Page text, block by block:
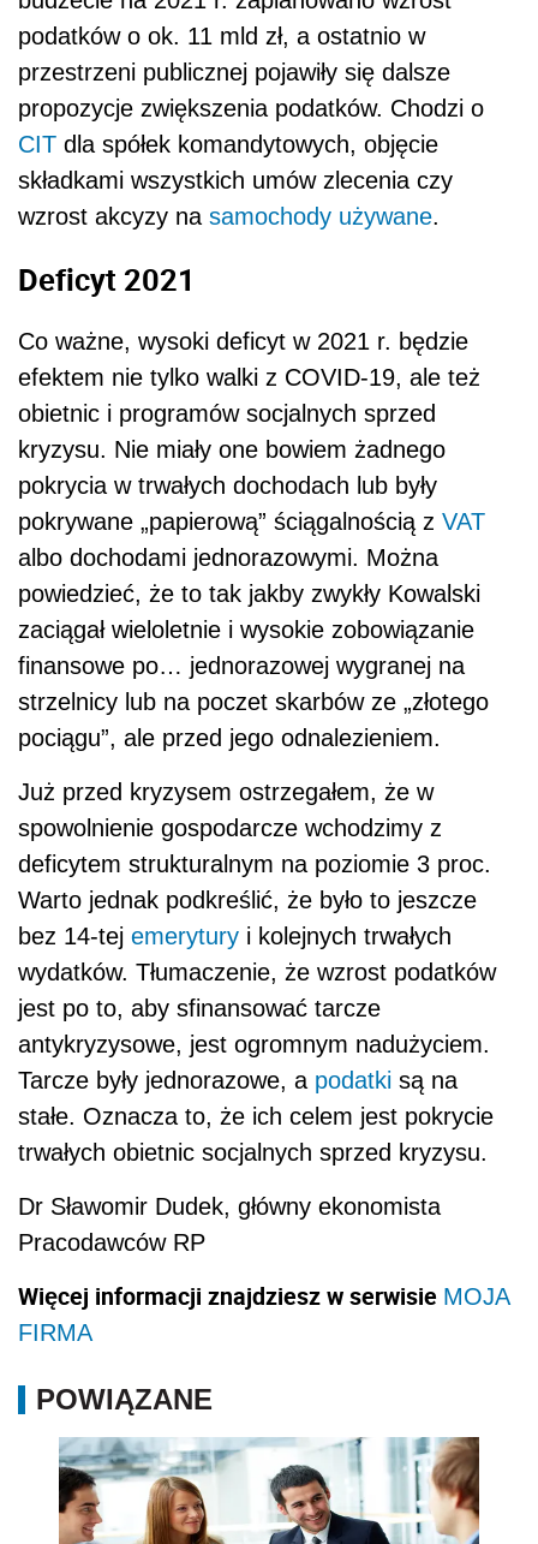
Co ważne, wysoki deficyt w 2021 r. będzie
efektem nie tylko walki z COVID-19, ale też
obietnic i programów socjalnych sprzed
kryzysu. Nie miały one bowiem żadnego
pokrycia w trwałych dochodach lub były
pokrywane „papierową” ściągalnością zVAT
albo dochodami jednorazowymi. Można
powiedzieć, że to tak jakby zwykły Kowalski
zaciągał wieloletnie i wysokie zobowiązanie
finansowe po… jednorazowej wygranej na
strzelnicy lub na poczet skarbów ze „złotego
pociągu”, ale przed jego odnalezieniem.
Już przed kryzysem ostrzegałem, że w
spowolnienie gospodarcze wchodzimy z
deficytem strukturalnym na poziomie 3 proc.
Warto jednak podkreślić, że było to jeszcze
bez 14-tej
emerytury
i kolejnych trwałych
wydatków. Tłumaczenie, że wzrost podatków
jest po to, aby sfinansować tarcze
antykryzysowe, jest ogromnym nadużyciem.
Tarcze były jednorazowe, a
stałe. Oznacza to, że ich celem jest pokrycie
trwałych obietnic socjalnych sprzed kryzysu.
Dr Sławomir Dudek, główny ekonomista
Pracodawców RP
Więcej informacji znajdziesz w serwisieMOJA
FIRMA
POWIĄZANE